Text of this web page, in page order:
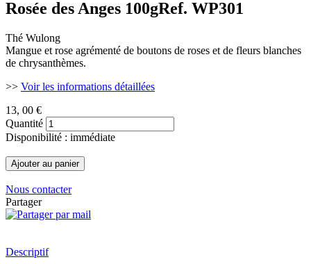
Rosée des Anges 100gRef. WP301
Thé Wulong
Mangue et rose agrémenté de boutons de roses et de fleurs blanches
de chrysanthèmes.
>> Voir les informations détaillées
13, 00 €
Quantité
Disponibilité : immédiate
Nous contacter
Partager
Descriptif